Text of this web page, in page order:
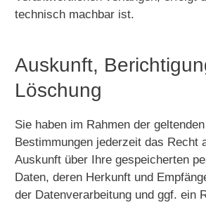
technisch machbar ist.
Auskunft,
Löschung
Sie haben im Rahmen der
Bestimmungen jederzeit das Recht
Auskunft über Ihre gespeicherten
Daten, deren Herkunft und
der Datenverarbeitung und ggf. ein